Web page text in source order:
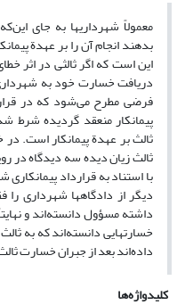
معمولاً شهرداریها به جای
بدهند انجام آن را بر عهدة
این است که اگر ثالثی در اثر
دریافت خسارت خود به
فرضی مطرح می‌شود که در
پیمانکار منعقد گردیده
ثالث بر عهدة پیمانکار است.
ثالث زیان دیده سه دیدگاه در
با استناد به قرارداد
دیگر از دادگاهها شهرداری
داشته مسؤول دانسته‌اند و
خسارتهایی دانسته‌اند که به
داده‌اند بعد از جبران خسارت
کلیدواژه‌ها